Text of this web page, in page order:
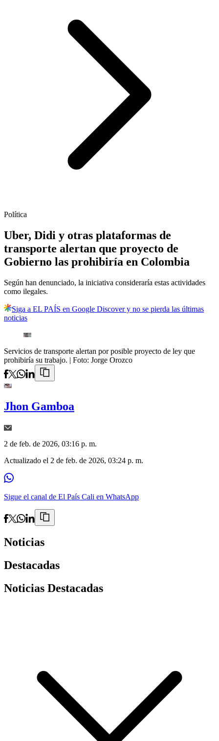
Política
Uber, Didi y otras plataformas de
transporte alertan que proyecto de
Gobierno las prohibiría en Colombia
Según han denunciado, la iniciativa consideraría estas actividades
como ilegales.
Siga a EL PAÍS en Google Discover y no se pierda las últimas
noticias
Servicios de transporte alertan por posible proyecto de ley que
prohibiría su trabajo. | Foto: Jorge Orozco
Jhon Gamboa
2 de feb. de 2026, 03:16 p. m.
Actualizado el 2 de feb. de 2026, 03:24 p. m.
Sigue el canal de El País Cali en WhatsApp
Noticias
Destacadas
Noticias Destacadas